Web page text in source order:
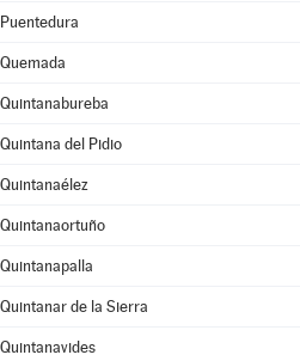
Puentedura
Quemada
Quintanabureba
Quintana del Pidio
Quintanaélez
Quintanaortuño
Quintanapalla
Quintanar de la Sierra
Quintanavides